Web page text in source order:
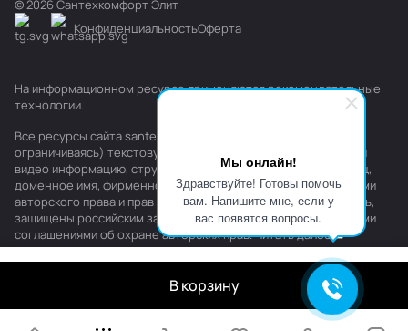
Мы онлайн!
Здравствуйте! Готовы помочь
вам. Напишите мне, если у
вас появятся вопросы.
В корзину
© 2026 Сантехкомфорт Элит
КонфиденциальностьОферта
На информационном ресурсе применяютсярекомендательные
технологии.
Все ресурсы сайта santehkomfort.ru, включая (но не
ограничиваясь) текстовую, графическую, фотографическую и
видео информацию, структуру, дизайн и оформление страниц,
доменное имя, фирменное наименование являются объектами
авторского права и прав на интеллектуальную собственность,
защищены российским законодательством и международными
соглашениями об охране авторских прав.Читать далее